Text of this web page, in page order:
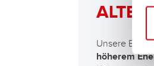
Unsere
höherem